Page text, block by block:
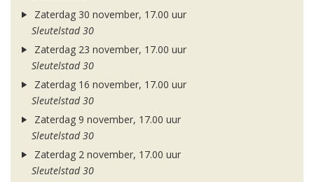
Zaterdag 30 november, 17.00 uur
Sleutelstad 30
Zaterdag 23 november, 17.00 uur
Sleutelstad 30
Zaterdag 16 november, 17.00 uur
Sleutelstad 30
Zaterdag 9 november, 17.00 uur
Sleutelstad 30
Zaterdag 2 november, 17.00 uur
Sleutelstad 30